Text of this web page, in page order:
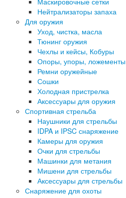
Нейтрализаторы запаха
Для оружия
Уход, чистка, масла
Тюнинг оружия
Чехлы и кейсы, Кобуры
Опоры, упоры, ложементы
Ремни оружейные
Сошки
Холодная пристрелка
Аксессуары для оружия
Спортивная стрельба
Наушники для стрельбы
IDPA и IPSC снаряжение
Камеры для оружия
Очки для стрельбы
Машинки для метания
Мишени для стрельбы
Аксессуары для стрельбы
Снаряжение для охоты